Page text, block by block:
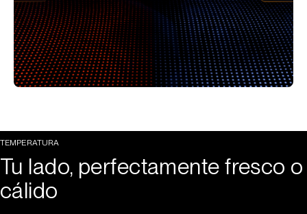
TEMPERATURA
Tu lado, perfectamente fresco o
cálido